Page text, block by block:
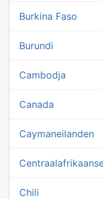
Burkina Faso
Burundi
Cambodja
Canada
Caymaneilanden
Chili